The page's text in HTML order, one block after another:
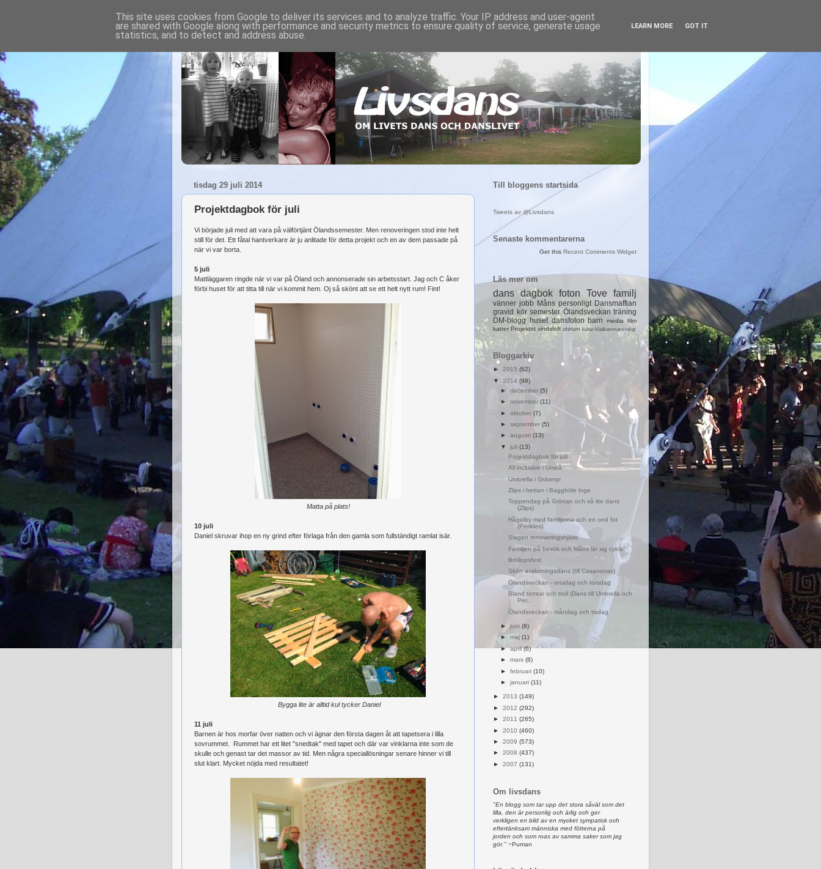
tisdag 29 juli 2014
Projektdagbok för juli
Vi började juli med att vara på välförtjänt Ölandssemester. Men renoveringen stod inte helt
still för det. Ett fåtal hantverkare är ju anlitade för detta projekt och en av dem passade på
när vi var borta.
5 juli
Mattläggaren ringde när vi var på Öland och annonserade sin arbetsstart. Jag och C åker
förbi huset för att titta till när vi kommit hem. Oj så skönt att se ett helt nytt rum! Fint!
Matta på plats!
10 juli
Daniel skruvar ihop en ny grind efter förlaga från den gamla som fullständigt ramlat isär.
Bygga lite är alltid kul tycker Daniel
11 juli
Barnen är hos morfar över natten och vi ägnar den första dagen åt att tapetsera i lilla
sovrummet. Rummet har ett litet "snedtak" med tapet och där var vinklarna inte som de
skulle och genast tar det massor av tid. Men några speciallösningar senare hinner vi till
slut klart. Mycket nöjda med resultatet!
Till bloggens startsida
Tweets av @Livsdans
Senaste kommentarerna
Get this Recent Comments Widget
Läs mer om
dans dagbok foton Tove familj
vänner jobb Måns personligt Dansmaffian
gravid
kör semester Ölandsveckan träning
DM-blogg huset dansfoton barn media film
katter Projektet vindsloft uterum kultur klädkammare roligt
Bloggarkiv
► 2015 (62)
▼ 2014 (98)
► december (5)
► november (11)
► oktober (7)
► september (5)
► augusti (13)
▼ juli (13)
Projektdagbok för juli
All inclusive i Umeå
Umbrella i Gräsmyr
Zlips i hettan i Baggböle loge
Toppendag på Grönan och så lite dans
(Zlips)
Hågelby med familjerna och en ond fot
(Perikles)
Slagen renoveringshjälte
Familjen på besök och Måns lär sig cykla!
Bröllopsfest
Skön avslutningsdans (till Casanovas)
Ölandsveckan - onsdag och torsdag
Bland tomtar och troll (Dans till Umbrella och
Per...
Ölandsveckan - måndag och tisdag
► juni (8)
► maj (1)
►april(6)
► mars (8)
► februari (10)
► januari (11)
► 2013 (149)
► 2012 (292)
► 2011 (265)
► 2010 (460)
► 2009 (573)
► 2008 (437)
► 2007 (131)
Om livsdans
"En blogg som tar upp det stora såväl som det
lilla, den är personlig och ärlig och ger
verkligen en bild av en mycket sympatisk och
eftertänksam människa med fötterna på
jorden och som roas av samma saker som jag
gör." ~Puman
This site uses cookies from Google to deliver its services and to analyze traffic. Your IP address and user-agent
are shared with Google along with performance and security metrics to ensure quality of service, generate usage
statistics, and to detect and address abuse.
LEARN MORE GOT IT